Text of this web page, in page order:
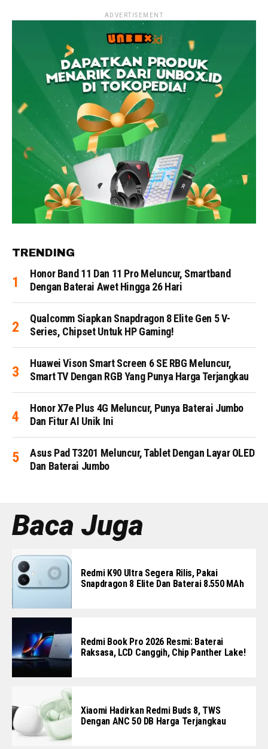
ADVERTISEMENT
TRENDING
Honor Band 11 Dan 11 Pro Meluncur, Smartband
Dengan Baterai Awet Hingga 26 Hari
Qualcomm Siapkan Snapdragon 8 Elite Gen 5 V-
Series, Chipset Untuk HP Gaming!
Huawei Vison Smart Screen 6 SE RBG Meluncur,
Smart TV Dengan RGB Yang Punya Harga Terjangkau
Honor X7e Plus 4G Meluncur, Punya Baterai Jumbo
Dan Fitur AI Unik Ini
Asus Pad T3201 Meluncur, Tablet Dengan Layar OLED
Dan Baterai Jumbo
Baca Juga
Redmi K90 Ultra Segera Rilis, Pakai
Snapdragon 8 Elite Dan Baterai 8.550 MAh
Redmi Book Pro 2026 Resmi: Baterai
Raksasa, LCD Canggih, Chip Panther Lake!
Xiaomi Hadirkan Redmi Buds 8, TWS
Dengan ANC 50 DB Harga Terjangkau